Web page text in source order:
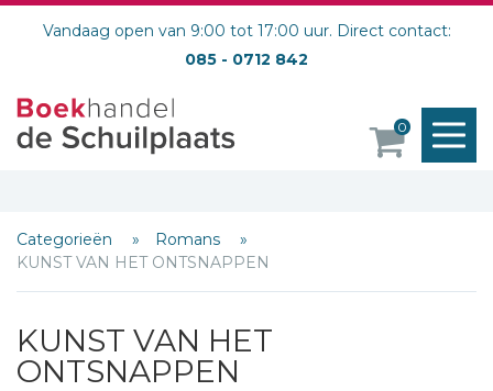
Vandaag open van 9:00 tot 17:00 uur. Direct contact:
085 - 0712 842
0
Categorieën
Romans
KUNST VAN HET ONTSNAPPEN
KUNST VAN HET
ONTSNAPPEN